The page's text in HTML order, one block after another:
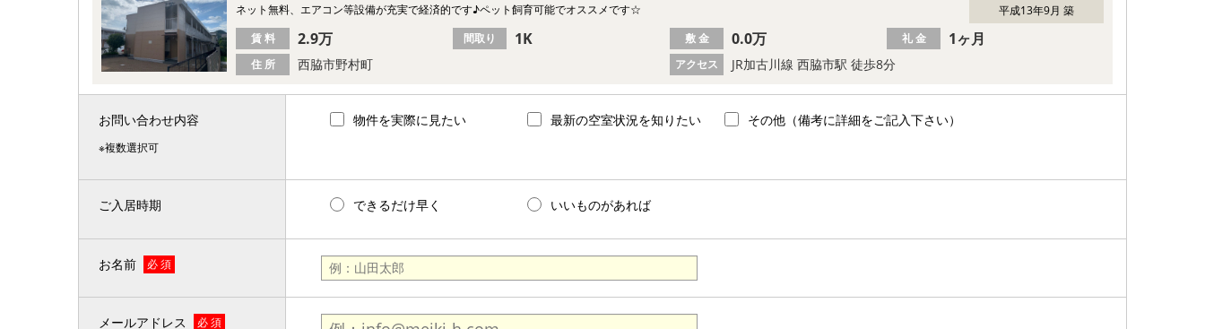
平成13年9月 築
ネット無料、エアコン等設備が充実で経済的です♪ペット飼育可能でオススメです☆
住 所 西脇市野村町 アクセス JR加古川線 西脇市駅 徒歩8分
賃 料 2.9万 間取り 1K 敷 金 0.0万 礼 金 1ヶ月
お問い合わせ内容
※複数選択可
物件を実際に見たい 最新の空室状況を知りたい その他（備考に詳細をご記入下さい）
ご入居時期 できるだけ早く いいものがあれば
お名前 必 須
メールアドレス 必 須